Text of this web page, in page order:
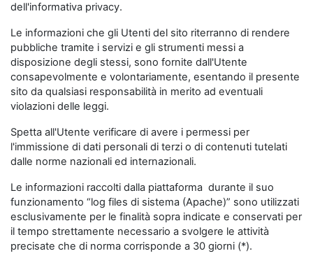
dell'informativa privacy.
Le informazioni che gli Utenti del sito riterranno di rendere
pubbliche tramite i servizi e gli strumenti messi a
disposizione degli stessi, sono fornite dall'Utente
consapevolmente e volontariamente, esentando il presente
sito da qualsiasi responsabilità in merito ad eventuali
violazioni delle leggi.
Spetta all'Utente verificare di avere i permessi per
l'immissione di dati personali di terzi o di contenuti tutelati
dalle norme nazionali ed internazionali.
Le informazioni raccolti dalla piattaforma durante il suo
funzionamento “log files di sistema (Apache)” sono utilizzati
esclusivamente per le finalità sopra indicate e conservati per
il tempo strettamente necessario a svolgere le attività
precisate che di norma corrisponde a 30 giorni (*).